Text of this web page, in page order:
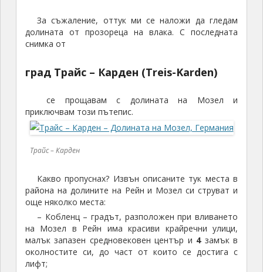
За съжаление, оттук ми се наложи да гледам
долината от прозореца на влака. С последната
снимка от
град Трайс – Карден (Treis-Karden)
се прощавам с долината на Мозел и
приключвам този пътепис.
Трайс – Карден
Какво пропуснах? Извън описаните тук места в
района на долините на Рейн и Мозел си струват и
още няколко места:
– Кобленц – градът, разположен при вливането
на Мозел в Рейн има красиви крайречни улици,
малък запазен средновековен център и 4 замък в
околностите си, до част от които се достига с
лифт;